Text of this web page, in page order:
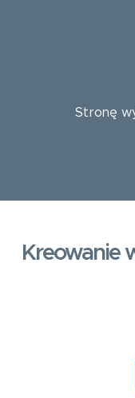
Stronę
Kreowanie